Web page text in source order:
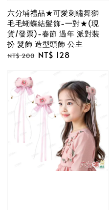
六分埔禮品★可愛刺繡舞獅
毛毛蝴蝶結髮飾-一對★(現
貨/發票)-春節 過年 派對裝
扮 髮飾 造型頭飾 公主
Regular
NT$ 200 Sale
NT$ 128